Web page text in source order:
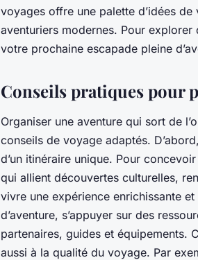
voyages offre une palette d’idées
aventuriers modernes. Pour
votre prochaine escapade pleine
Conseils pratiques pour
Organiser une aventure qui sort de
conseils de voyage adaptés.
d’un itinéraire unique. Pour
qui allient découvertes culturelles,
vivre une expérience enrichissante
d’aventure, s’appuyer sur des
partenaires, guides et équipements.
aussi à la qualité du voyage. Par